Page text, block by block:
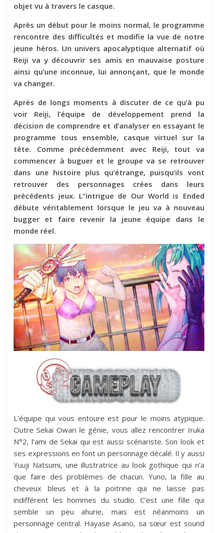
objet vu à travers le casque.
Après un début pour le moins normal, le programme
rencontre des difficultés et modifie la vue de notre
jeune héros. Un univers apocalyptique alternatif où
Reiji va y découvrir ses amis en mauvaise posture
ainsi qu’une inconnue, lui annonçant, que le monde
va changer.
Après de longs moments à discuter de ce qu’à pu
voir Reiji, l’équipe de développement prend la
décision de comprendre et d’analyser en essayant le
programme tous ensemble, casque virtuel sur la
tête. Comme précédemment avec Reiji, tout va
commencer à buguer et le groupe va se retrouver
dans une histoire plus qu’étrange, puisqu’ils vont
retrouver des personnages crées dans leurs
précédents jeux. L’’intrigue de Our World is Ended
débute véritablement lorsque le jeu va à nouveau
bugger et faire revenir la jeune équipe dans le
monde réel.
L’équipe qui vous entoure est pour le moins atypique.
Outre Sekai Owari le génie, vous allez rencontrer Iruka
N°2, l’ami de Sekai qui est aussi scénariste. Son look et
ses expressions en font un personnage décalé. Il y aussi
Yuuji Natsumi, une illustratrice au look gothique qui n’a
que faire des problèmes de chacun. Yuno, la fille au
cheveux bleus et à la poitrine qui ne laisse pas
indifférent les hommes du studio. C’est une fille qui
semble un peu ahurie, mais est néanmoins un
personnage central. Hayase Asano, sa sœur est sound